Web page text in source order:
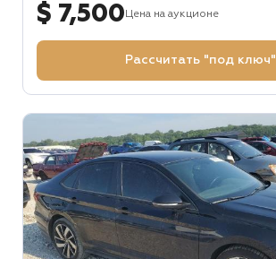
$ 7,500 Цена на аукционе
Рассчитать "под ключ"